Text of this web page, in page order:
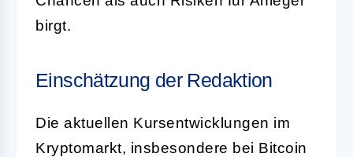
birgt.
Einschätzung der Redaktion
Die aktuellen Kursentwicklungen im
Kryptomarkt, insbesondere bei Bitcoin